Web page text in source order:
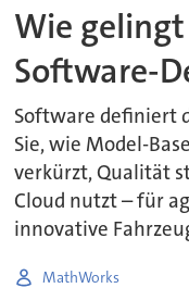
Wie
Software-
Software definiert
Sie, wie Model-
verkürzt, Qualität
Cloud nutzt – für
innovative
MathWorks